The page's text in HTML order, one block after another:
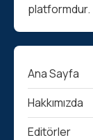
platformdur.
Ana Sayfa
Hakkımızda
Editörler